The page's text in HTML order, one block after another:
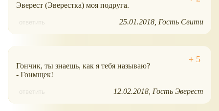
Эверест (Эверестка) моя подруга.
ответить 25.01.2018 Гость Свити
Гончик, ты знаешь, как я тебя называю?
- Гонмщек!
ответить 12.02.2018 Гость Эверест